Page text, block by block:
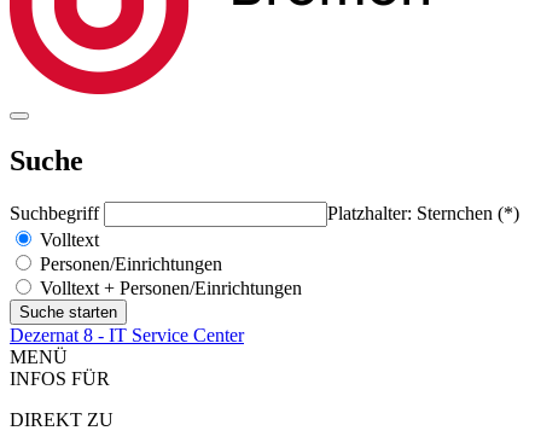
Suche
Suchbegriff
Platzhalter: Sternchen (*)
Volltext
Personen/Einrichtungen
Volltext + Personen/Einrichtungen
Dezernat 8 - IT Service Center
MENÜ
INFOS FÜR
DIREKT ZU